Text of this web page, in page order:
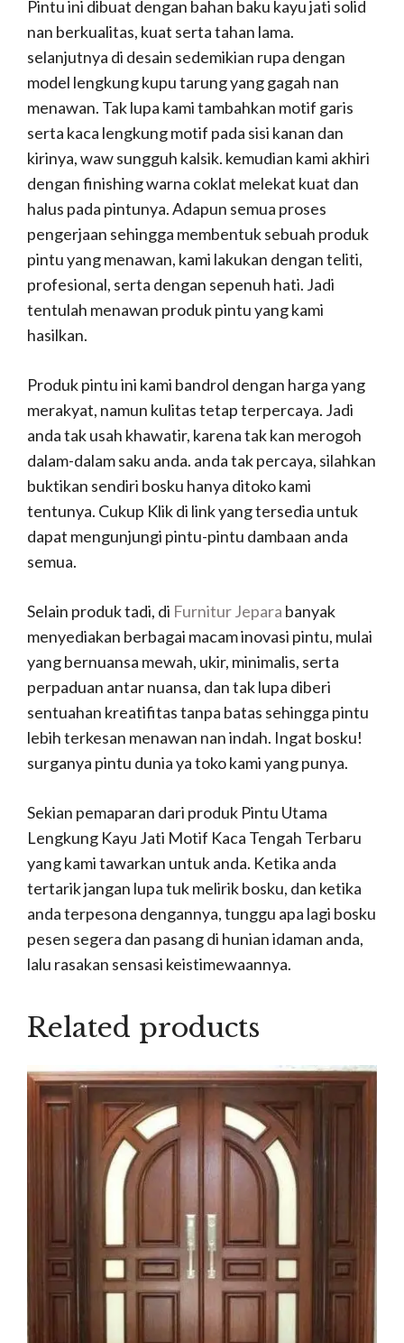
Pintu ini dibuat dengan bahan baku kayu jati solid
nan berkualitas, kuat serta tahan lama.
selanjutnya di desain sedemikian rupa dengan
model lengkung kupu tarung yang gagah nan
menawan. Tak lupa kami tambahkan motif garis
serta kaca lengkung motif pada sisi kanan dan
kirinya, waw sungguh kalsik. kemudian kami akhiri
dengan finishing warna coklat melekat kuat dan
halus pada pintunya. Adapun semua proses
pengerjaan sehingga membentuk sebuah produk
pintu yang menawan, kami lakukan dengan teliti,
profesional, serta dengan sepenuh hati. Jadi
tentulah menawan produk pintu yang kami
hasilkan.
Produk pintu ini kami bandrol dengan harga yang
merakyat, namun kulitas tetap terpercaya. Jadi
anda tak usah khawatir, karena tak kan merogoh
dalam-dalam saku anda. anda tak percaya, silahkan
buktikan sendiri bosku hanya ditoko kami
tentunya. Cukup Klik di link yang tersedia untuk
dapat mengunjungi pintu-pintu dambaan anda
semua.
Selain produk tadi, di Furnitur Jepara banyak
menyediakan berbagai macam inovasi pintu, mulai
yang bernuansa mewah, ukir, minimalis, serta
perpaduan antar nuansa, dan tak lupa diberi
sentuahan kreatifitas tanpa batas sehingga pintu
lebih terkesan menawan nan indah. Ingat bosku!
surganya pintu dunia ya toko kami yang punya.
Sekian pemaparan dari produk Pintu Utama
Lengkung Kayu Jati Motif Kaca Tengah Terbaru
yang kami tawarkan untuk anda. Ketika anda
tertarik jangan lupa tuk melirik bosku, dan ketika
anda terpesona dengannya, tunggu apa lagi bosku
pesen segera dan pasang di hunian idaman anda,
lalu rasakan sensasi keistimewaannya.
Related products